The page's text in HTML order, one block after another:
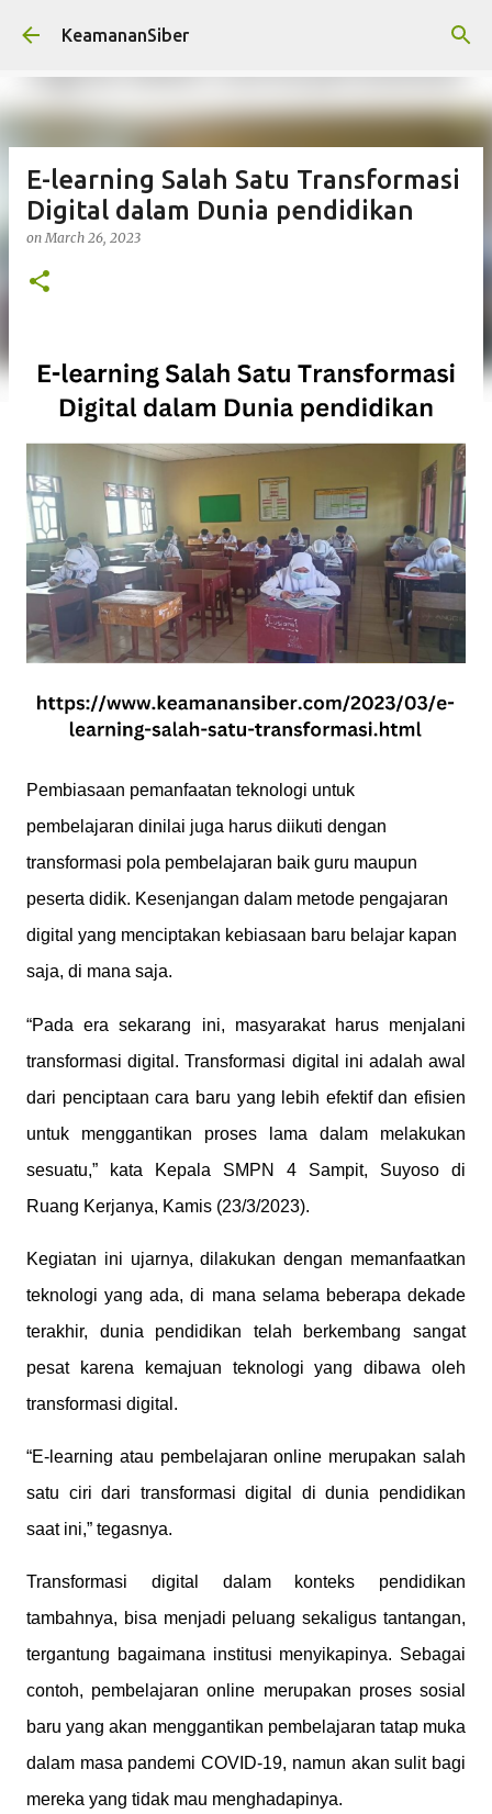
Skip to main content
KeamananSiber
E-learning Salah Satu Transformasi
Digital dalam Dunia pendidikan
onMarch 26, 2023
Pembiasaan pemanfaatan teknologi untuk
pembelajaran dinilai juga harus diikuti dengan
transformasi pola pembelajaran baik guru maupun
peserta didik. Kesenjangan dalam metode pengajaran
digital yang menciptakan kebiasaan baru belajar kapan
saja, di mana saja.
“Pada era sekarang ini, masyarakat harus menjalani
transformasi digital. Transformasi digital ini adalah awal
dari penciptaan cara baru yang lebih efektif dan efisien
untuk menggantikan proses lama dalam melakukan
sesuatu,” kata Kepala SMPN 4 Sampit, Suyoso di
Ruang Kerjanya, Kamis (23/3/2023).
Kegiatan ini ujarnya, dilakukan dengan memanfaatkan
teknologi yang ada, di mana selama beberapa dekade
terakhir, dunia pendidikan telah berkembang sangat
pesat karena kemajuan teknologi yang dibawa oleh
transformasi digital.
“E-learning atau pembelajaran online merupakan salah
satu ciri dari transformasi digital di dunia pendidikan
saat ini,” tegasnya.
Transformasi digital dalam konteks pendidikan
tambahnya, bisa menjadi peluang sekaligus tantangan,
tergantung bagaimana institusi menyikapinya. Sebagai
contoh, pembelajaran online merupakan proses sosial
baru yang akan menggantikan pembelajaran tatap muka
dalam masa pandemi COVID-19, namun akan sulit bagi
mereka yang tidak mau menghadapinya.